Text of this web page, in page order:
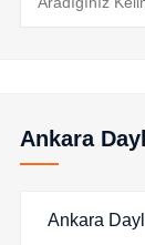
Ankara
Ankara